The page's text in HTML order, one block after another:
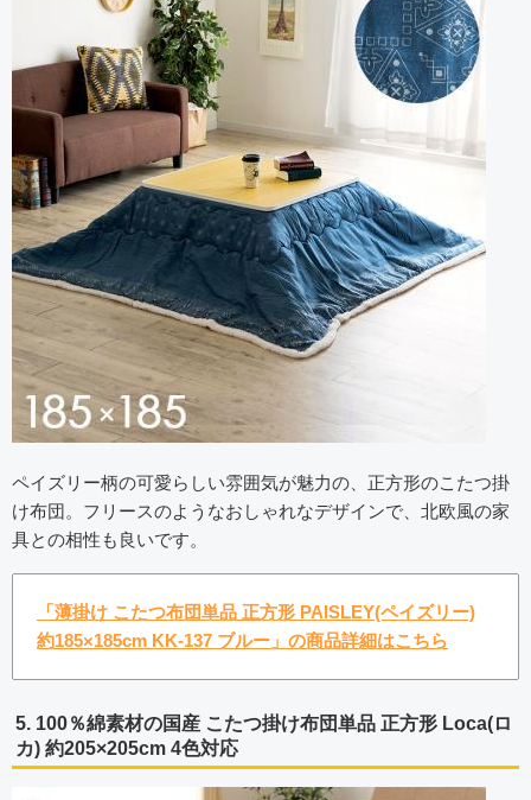
ペイズリー柄の可愛らしい雰囲気が魅力の、正方形のこたつ掛
け布団。フリースのようなおしゃれなデザインで、北欧風の家
具との相性も良いです。
「薄掛け こたつ布団単品 正方形 PAISLEY(ペイズリー)
約185×185cm KK-137 ブルー」の商品詳細はこちら
5. 100％綿素材の国産 こたつ掛け布団単品 正方形 Loca(ロ
カ) 約205×205cm 4色対応